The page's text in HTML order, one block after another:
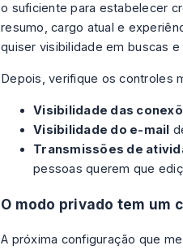
o suficiente para estabelecer
resumo, cargo atual e
quiser visibilidade em buscas
Depois, verifique os controles
Visibilidade das
Visibilidade do e-mail
Transmissões de
pessoas querem que
O modo privado tem um
A próxima configuração que